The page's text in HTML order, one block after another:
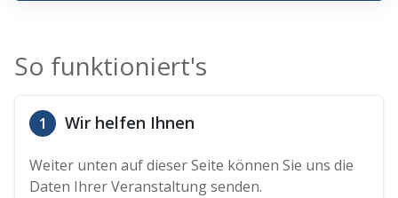
So funktioniert's
1 Wir helfen Ihnen
Weiter unten auf dieser Seite können Sie uns die
Daten Ihrer Veranstaltung senden.